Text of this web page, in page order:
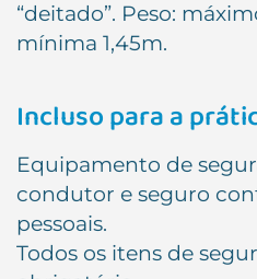
“deitado”. Peso:
mínima 1,45m.
Incluso para a
Equipamento de
condutor e seguro
pessoais.
Todos os itens de